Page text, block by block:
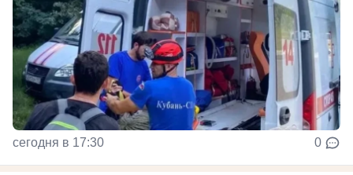
сегодня в 17:30 0